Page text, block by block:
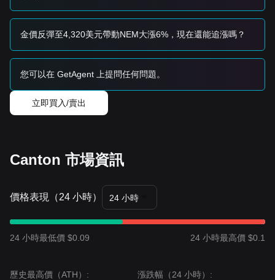
持續的橫盤整理或輕微波動，但只要價格保持在關鍵$0.0105
支撐位之上，中期展望仍為正面-中性。
金價反彈至4,320美元帶動NEM大漲6%，現在還能追漲嗎？
您可以在 GetAgent 上提問任何問題。
立即買入/賣出
Canton 市場資訊
價格表現（24 小時） 24 小時
24 小時最低價 $0.09 24 小時最高價 $0.1
歷史最高價（ATH）:
漲跌幅（24 小時）: